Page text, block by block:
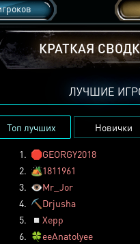
КРАТКАЯ
ЛУЧШИЕ
Топ лучших Новички
1. 🛑GEORGY2018
2. 🏕️1811961
3. 👁️Mr_Jor
4. ⛏️ Drjusha
5.
◽ Xepp
6. 🍀eeAnatolyee